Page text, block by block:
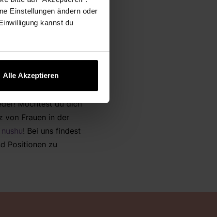
Einstellungen ändern oder
kannst du
Alle Akzeptieren
Möchtest du dich
von Frauen in der
! Bei uns findest
Positionen zu